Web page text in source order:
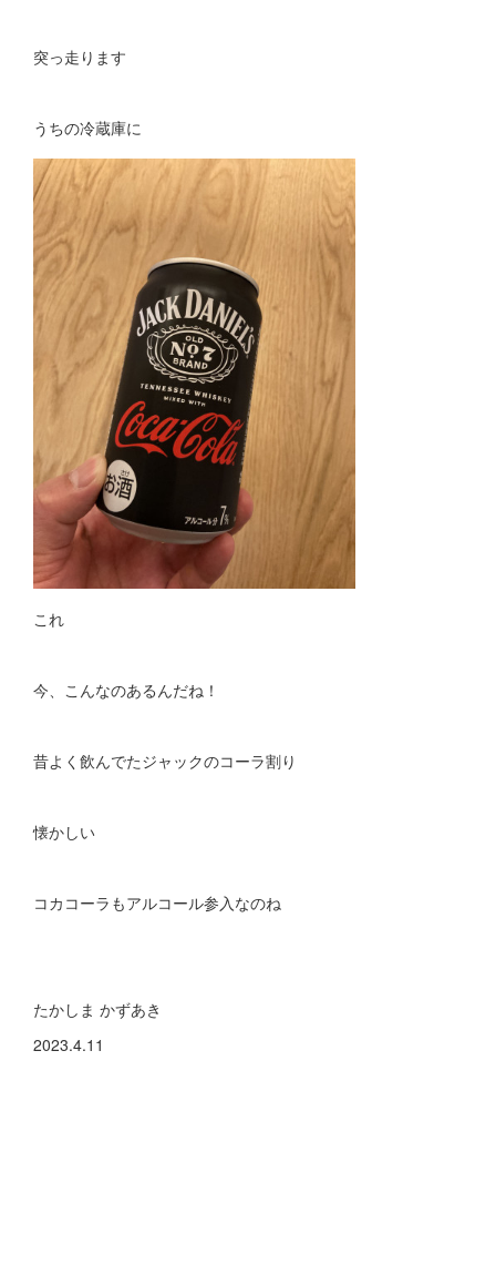
突っ走ります
うちの冷蔵庫に
これ
今、こんなのあるんだね！
昔よく飲んでたジャックのコーラ割り
懐かしい
コカコーラもアルコール参入なのね
たかしま かずあき
2023.4.11